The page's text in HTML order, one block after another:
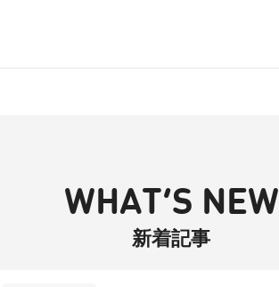
WHAT’S NEW
新着記事